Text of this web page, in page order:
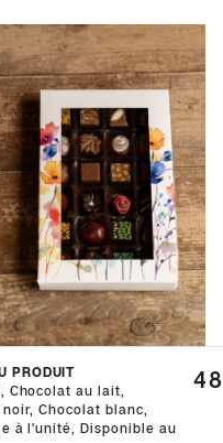
PRODUIT
Chocolat au lait,
Chocolat blanc,
à l'unité, Disponible au
48